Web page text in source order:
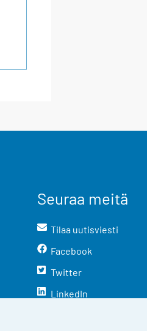
Seuraa meitä
Tilaa uutisviesti
Facebook
Twitter
LinkedIn